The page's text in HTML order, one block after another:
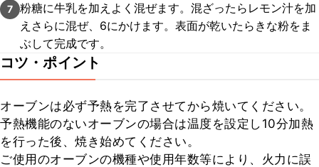
7 粉糖に牛乳を加えよく混ぜます。混ざったらレモン汁を加
えさらに混ぜ、6にかけます。表面が乾いたらきな粉をま
ぶして完成です。
コツ・ポイント
オーブンは必ず予熱を完了させてから焼いてください。
予熱機能のないオーブンの場合は温度を設定し10分加熱
を行った後、焼き始めてください。
ご使用のオーブンの機種や使用年数等により、火力に誤